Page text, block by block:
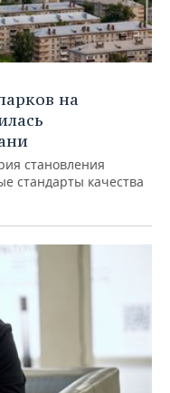
на
становления
стандарты качества